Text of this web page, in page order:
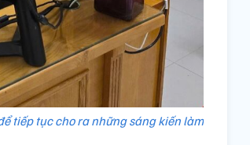
tiếp tục cho ra những sáng kiến làm